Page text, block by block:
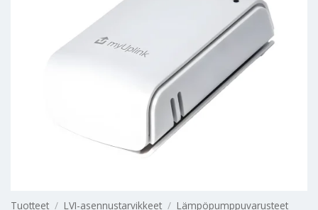
Tuotteet / LVI-asennustarvikkeet / Lämpöpumppuvarusteet